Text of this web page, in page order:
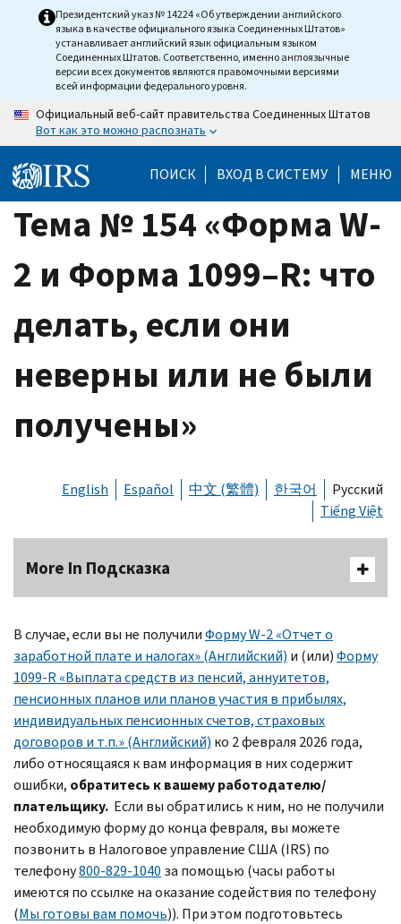
Президентский указ № 14224 «Об утверждении английского
языка в качестве официального языка Соединенных Штатов»
устанавливает английский язык официальным языком
Соединенных Штатов. Соответственно, именно англоязычные
версии всех документов являются правомочными версиями
всей информации федерального уровня.
Официальный веб-сайт правительства Соединенных Штатов
Вот как это можно распознать
ПОИСК ВХОД В СИСТЕМУ МЕНЮ
Тема № 154 «Форма W-
2 и Форма 1099–R: что
делать, если они
неверны или не были
получены»
English Español 中文 (繁體) 한국어
Русский
Tiếng Việt
More In Подсказка
В случае, если вы не получилиФорму W-2 «Отчет о
заработной плате и налогах» (Английский) и (или)Форму
1099-R «Выплата средств из пенсий, аннуитетов,
пенсионных планов или планов участия в прибылях,
индивидуальных пенсионных счетов, страховых
договоров и т.п.» (Английский) ко 2 февраля 2026 года,
либо относящаяся к вам информация в них содержит
ошибки, обратитесь к вашему работодателю/
плательщику. Если вы обратились к ним, но не получили
необходимую форму до конца февраля, вы можете
позвонить в Налоговое управление США (IRS) по
телефону800-829-1040 за помощью (часы работы
имеются по ссылке на оказание содействия по телефону
(Мы готовы вам помочь)). При этом подготовьтесь